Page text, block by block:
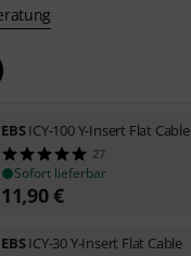
EBSICY-100 Y-Insert Flat Cable
27
Sofort lieferbar
11,90€
EBSICY-30 Y-Insert Flat Cable